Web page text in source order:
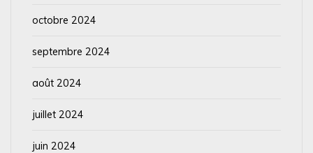
octobre 2024
septembre 2024
août 2024
juillet 2024
juin 2024